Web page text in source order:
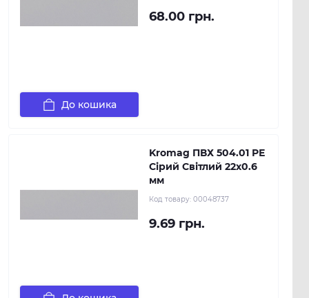
68.00 грн.
До кошика
Kromag ПВХ 504.01 РЕ
Сірий Світлий 22х0.6
мм
Код товару: 00048737
9.69 грн.